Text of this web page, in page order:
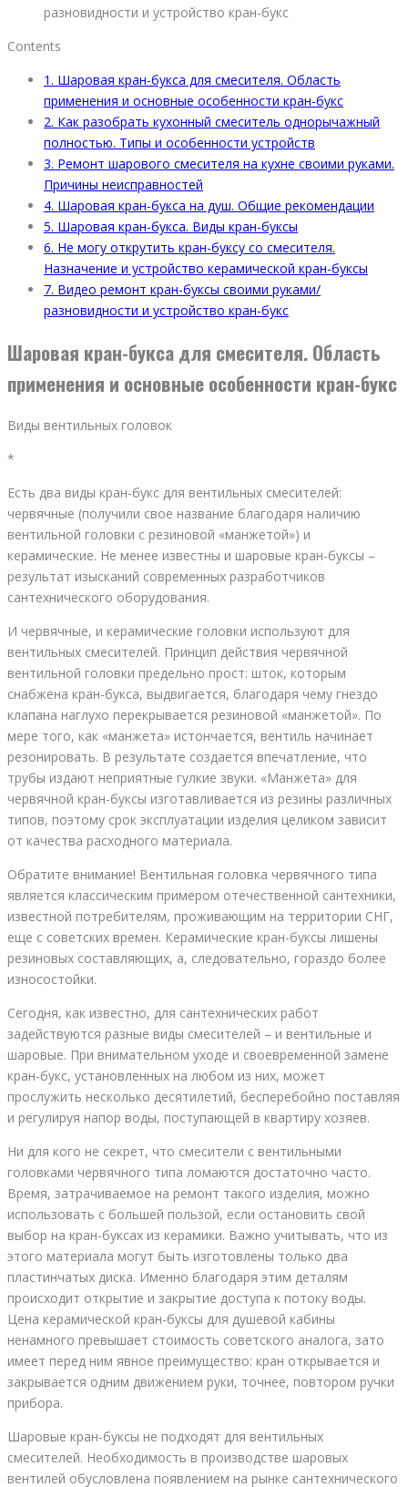
разновидности и устройство кран-букс
Contents
1. Шаровая кран-букса для смесителя. Область
применения и основные особенности кран-букс
2. Как разобрать кухонный смеситель однорычажный
полностью. Типы и особенности устройств
3. Ремонт шарового смесителя на кухне своими руками.
Причины неисправностей
4. Шаровая кран-букса на душ. Общие рекомендации
5. Шаровая кран-букса. Виды кран-буксы
6. Не могу открутить кран-буксу со смесителя.
Назначение и устройство керамической кран-буксы
7. Видео ремонт кран-буксы своими руками/
разновидности и устройство кран-букс
Шаровая кран-букса для смесителя. Область
применения и основные особенности кран-букс
Виды вентильных головок
*
Есть два виды кран-букс для вентильных смесителей:
червячные (получили свое название благодаря наличию
вентильной головки с резиновой «манжетой») и
керамические. Не менее известны и шаровые кран-буксы –
результат изысканий современных разработчиков
сантехнического оборудования.
И червячные, и керамические головки используют для
вентильных смесителей. Принцип действия червячной
вентильной головки предельно прост: шток, которым
снабжена кран-букса, выдвигается, благодаря чему гнездо
клапана наглухо перекрывается резиновой «манжетой». По
мере того, как «манжета» истончается, вентиль начинает
резонировать. В результате создается впечатление, что
трубы издают неприятные гулкие звуки. «Манжета» для
червячной кран-буксы изготавливается из резины различных
типов, поэтому срок эксплуатации изделия целиком зависит
от качества расходного материала.
Обратите внимание! Вентильная головка червячного типа
является классическим примером отечественной сантехники,
известной потребителям, проживающим на территории СНГ,
еще с советских времен. Керамические кран-буксы лишены
резиновых составляющих, а, следовательно, гораздо более
износостойки.
Сегодня, как известно, для сантехнических работ
задействуются разные виды смесителей – и вентильные и
шаровые. При внимательном уходе и своевременной замене
кран-букс, установленных на любом из них, может
прослужить несколько десятилетий, бесперебойно поставляя
и регулируя напор воды, поступающей в квартиру хозяев.
Ни для кого не секрет, что смесители с вентильными
головками червячного типа ломаются достаточно часто.
Время, затрачиваемое на ремонт такого изделия, можно
использовать с большей пользой, если остановить свой
выбор на кран-буксах из керамики. Важно учитывать, что из
этого материала могут быть изготовлены только два
пластинчатых диска. Именно благодаря этим деталям
происходит открытие и закрытие доступа к потоку воды.
Цена керамической кран-буксы для душевой кабины
ненамного превышает стоимость советского аналога, зато
имеет перед ним явное преимущество: кран открывается и
закрывается одним движением руки, точнее, повтором ручки
прибора.
Шаровые кран-буксы не подходят для вентильных
смесителей. Необходимость в производстве шаровых
вентилей обусловлена появлением на рынке сантехнического